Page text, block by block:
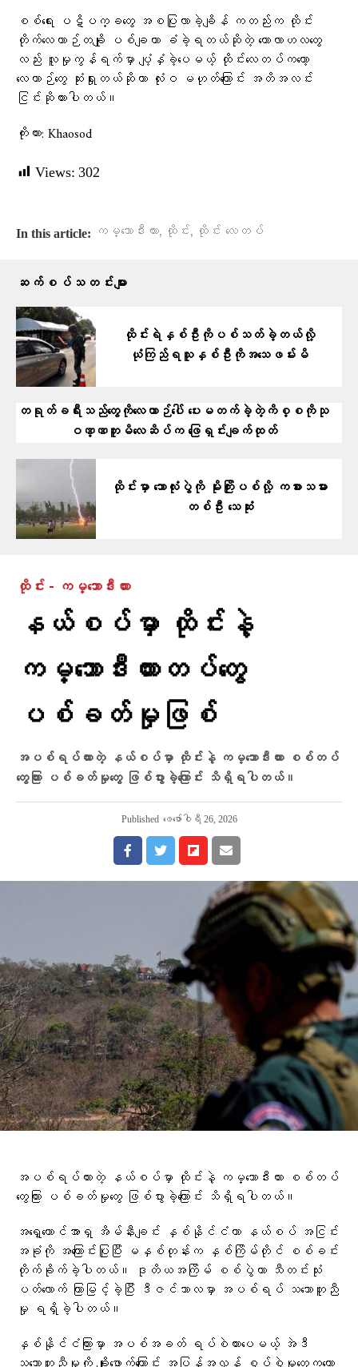
စစ်ရေး ပဋိပက္ခတွေ အစပြုလာခဲ့ချိန် ကတည်းက ထိုင်း
တိုက်လေယာဉ်တချို ပစ်ချတာ ခံခဲ့ရတယ်ဆိုတဲ့ ကောလာဟလတွေ
လည်း လူမှုကွန်ရက်မှာ ပျံ့နှံခဲ့ပေမယ့် ထိုင်းလေတပ်ကတော့
လေယာဉ်တွေ ဆုံးရှုးတယ်ဆိုတာ လုံးဝ မဟုတ်ကြောင်း အတိအလင်း
ငြင်းဆိုထားပါတယ်။
ကိုးကား: Khaosod
Views: 302
In this article: ကမ္ဘောဒီးယား, ထိုင်း, ထိုင်း လေတပ်
ဆက်စပ်သတင်းများ
ထိုင်းရဲနှစ်ဦးကိုပစ်သတ်ခဲ့တယ်လို့
ယုံကြည်ရသူနှစ်ဦးကိုအသေဖမ်းမိ
တရုတ်ခရီးသည်တွေကိုလေယာဉ်ပေါ် ပေးမတက်ခဲ့တဲ့ကိစ္စကိုသု
ဝဏ္ဏဘူမိလေဆိပ်က ဖြေရှင်းချက်ထုတ်
ထိုင်းမှာ ဘောလုံးပွဲကို မိုးကြိုးပစ်လို့ ကစားသမား
တစ်ဦး သေဆုံး
ထိုင်း - ကမ္ဘောဒီးယား
နယ်စပ်မှာ ထိုင်းနဲ့
ကမ္ဘောဒီးယားတပ်တွေ
ပစ်ခတ်မှုဖြစ်
အပစ်ရပ်ထားတဲ့ နယ်စပ်မှာ ထိုင်းနဲ့ ကမ္ဘောဒီးယား စစ်တပ်
တွေကြား ပစ်ခတ်မှုတွေ ဖြစ်ပွားခဲ့ကြောင်း သိရှိရပါတယ်။
Published ဖေ‌ဖော်ဝါရီ 26, 2026
အပစ်ရပ်ထားတဲ့ နယ်စပ်မှာ ထိုင်းနဲ့ ကမ္ဘောဒီးယား စစ်တပ်
တွေကြား ပစ်ခတ်မှုတွေ ဖြစ်ပွားခဲ့ကြောင်း သိရှိရပါတယ်။
အရှေ့တောင်အာရှ အိမ်နီးချင်း နှစ်နိုင်ငံဟာ နယ်စပ် အငြင်း
အခုံကို အကြောင်းပြုပြီး မနှစ်တုန်းက နှစ်ကြိမ်တိုင် စစ်ခင်း
တိုက်ခိုက်ခဲ့ပါတယ်။ ဒုတိယအကြိမ် စစ်ပွဲဟာ သီတင်းသုံး
ပတ်လောက် ကြာမြင့်ခဲ့ပြီး ဒီဇင်ဘာလမှာ အပစ်ရပ် သဘောတူညီ
မှု ရရှိခဲ့ပါတယ်။
နှစ်နိုင်ငံကြားမှာ အပစ်အခတ် ရပ်စဲထားပေမယ့် အဲဒီ